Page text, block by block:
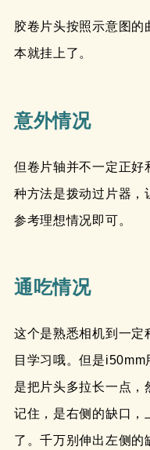
胶卷片头按照示意图的
本就挂上了。
意外情况
但卷片轴并不一定正好
种方法是拨动过片器，
参考理想情况即可。
通吃情况
这个是熟悉相机到一定
目学习哦。但是
是把片头多拉长一点，
记住，是右侧的缺口，
了。千万别伸出左侧的